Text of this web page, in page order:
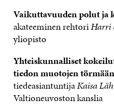
Vaikuttavuuden polut ja
akateeminen rehtoriHarri
yliopisto
Yhteiskunnalliset
tiedon muotojen
tiedeasiantuntijaKaisa
Valtioneuvoston kanslia